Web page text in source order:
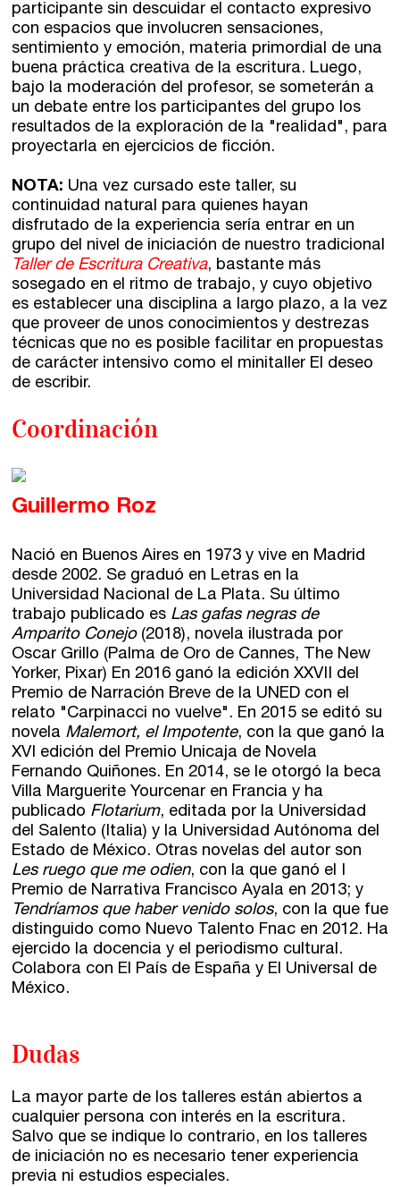
participante sin descuidar el contacto expresivo
con espacios que involucren sensaciones,
sentimiento y emoción, materia primordial de una
buena práctica creativa de la escritura. Luego,
bajo la moderación del profesor, se someterán a
un debate entre los participantes del grupo los
resultados de la exploración de la "realidad", para
proyectarla en ejercicios de ficción.
NOTA: Una vez cursado este taller, su
continuidad natural para quienes hayan
disfrutado de la experiencia sería entrar en un
grupo del nivel de iniciación de nuestro tradicional
Taller de Escritura Creativa, bastante más
sosegado en el ritmo de trabajo, y cuyo objetivo
es establecer una disciplina a largo plazo, a la vez
que proveer de unos conocimientos y destrezas
técnicas que no es posible facilitar en propuestas
de carácter intensivo como el minitaller El deseo
de escribir.
Coordinación
Guillermo Roz
Nació en Buenos Aires en 1973 y vive en Madrid
desde 2002. Se graduó en Letras en la
Universidad Nacional de La Plata. Su último
trabajo publicado es Las gafas negras de
Amparito Conejo(2018), novela ilustrada por
Oscar Grillo (Palma de Oro de Cannes, The New
Yorker, Pixar) En 2016 ganó la edición XXVII del
Premio de Narración Breve de la UNED con el
relato "Carpinacci no vuelve". En 2015 se editó su
novela Malemort, el Impotente, con la que ganó la
XVI edición del Premio Unicaja de Novela
Fernando Quiñones. En 2014, se le otorgó la beca
Villa Marguerite Yourcenar en Francia y ha
publicado Flotarium, editada por la Universidad
del Salento (Italia) y la Universidad Autónoma del
Estado de México. Otras novelas del autor son
Les ruego que me odien, con la que ganó el I
Premio de Narrativa Francisco Ayala en 2013; y
Tendríamos que haber venido solos, con la que fue
distinguido como Nuevo Talento Fnac en 2012. Ha
ejercido la docencia y el periodismo cultural.
Colabora con El País de España y El Universal de
México.
Dudas
La mayor parte de los talleres están abiertos a
cualquier persona con interés en la escritura.
Salvo que se indique lo contrario, en los talleres
de iniciación no es necesario tener experiencia
previa ni estudios especiales.